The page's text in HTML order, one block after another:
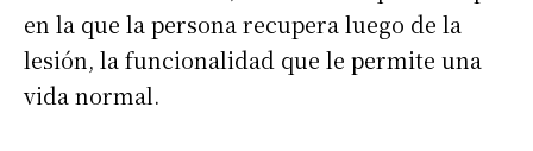
en la que la persona recupera luego de la
lesión, la funcionalidad que le permite una
vida normal.